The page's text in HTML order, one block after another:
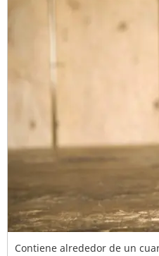
Contiene alrededor de un